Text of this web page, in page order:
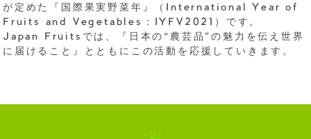
が定めた『国際果実野菜年』（International Year of
Fruits and Vegetables：IYFV2021）です。
Japan Fruitsでは、『日本の“農芸品”の魅力を伝え世界
に届けること』とともにこの活動を応援していきます。